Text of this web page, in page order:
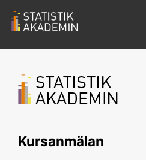
Kursanmälan